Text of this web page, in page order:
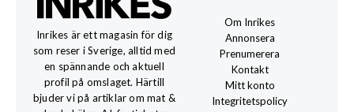
Inrikes är ett magasin för dig
som reser i Sverige, alltid med
en spännande och aktuell
profil på omslaget. Härtill
bjuder vi på artiklar om mat &
Om Inrikes
Annonsera
Prenumerera
Kontakt
Mitt konto
Integritetspolicy